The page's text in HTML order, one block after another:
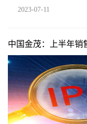
2023-07-11
中国金茂：上半年销